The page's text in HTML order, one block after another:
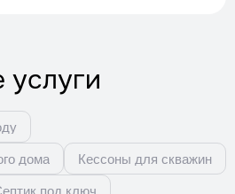
дома Кессоны для скважин
под ключ